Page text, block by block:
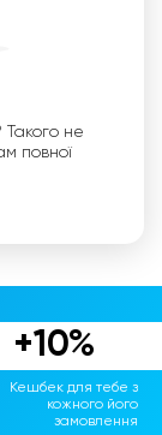
Такого не
повної
+10%
Кешбек для тебе з
кожного його
замовлення